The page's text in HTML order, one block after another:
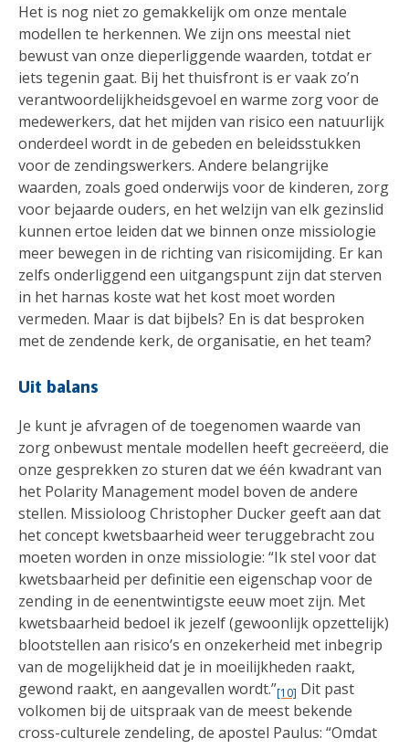
Het is nog niet zo gemakkelijk om onze mentale
modellen te herkennen. We zijn ons meestal niet
bewust van onze dieperliggende waarden, totdat er
iets tegenin gaat. Bij het thuisfront is er vaak zo’n
verantwoordelijkheidsgevoel en warme zorg voor de
medewerkers, dat het mijden van risico een natuurlijk
onderdeel wordt in de gebeden en beleidsstukken
voor de zendingswerkers. Andere belangrijke
waarden, zoals goed onderwijs voor de kinderen, zorg
voor bejaarde ouders, en het welzijn van elk gezinslid
kunnen ertoe leiden dat we binnen onze missiologie
meer bewegen in de richting van risicomijding. Er kan
zelfs onderliggend een uitgangspunt zijn dat sterven
in het harnas koste wat het kost moet worden
vermeden. Maar is dat bijbels? En is dat besproken
met de zendende kerk, de organisatie, en het team?
Uit balans
Je kunt je afvragen of de toegenomen waarde van
zorg onbewust mentale modellen heeft gecreëerd, die
onze gesprekken zo sturen dat we één kwadrant van
het Polarity Management model boven de andere
stellen. Missioloog Christopher Ducker geeft aan dat
het concept kwetsbaarheid weer teruggebracht zou
moeten worden in onze missiologie: “Ik stel voor dat
kwetsbaarheid per definitie een eigenschap voor de
zending in de eenentwintigste eeuw moet zijn. Met
kwetsbaarheid bedoel ik jezelf (gewoonlijk opzettelijk)
blootstellen aan risico’s en onzekerheid met inbegrip
van de mogelijkheid dat je in moeilijkheden raakt,
gewond raakt, en aangevallen wordt.”[10] Dit past
volkomen bij de uitspraak van de meest bekende
cross-culturele zendeling, de apostel Paulus: “Omdat